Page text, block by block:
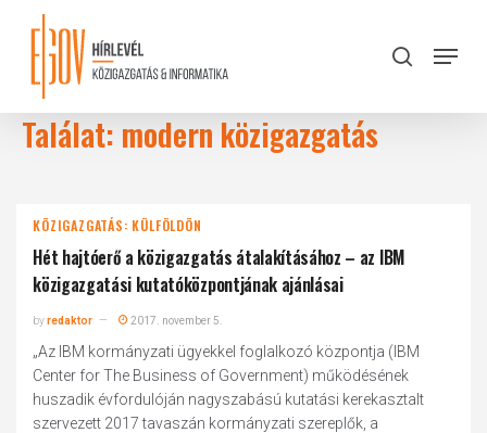
content
search
Menu
Találat: modern közigazgatás
KÖZIGAZGATÁS: KÜLFÖLDÖN
Hét hajtóerő a közigazgatás átalakításához – az IBM
közigazgatási kutatóközpontjának ajánlásai
byredaktor 2017. november 5.
„Az IBM kormányzati ügyekkel foglalkozó központja (IBM
Center for The Business of Government) működésének
huszadik évfordulóján nagyszabású kutatási kerekasztalt
szervezett 2017 tavaszán kormányzati szereplők, a
Close